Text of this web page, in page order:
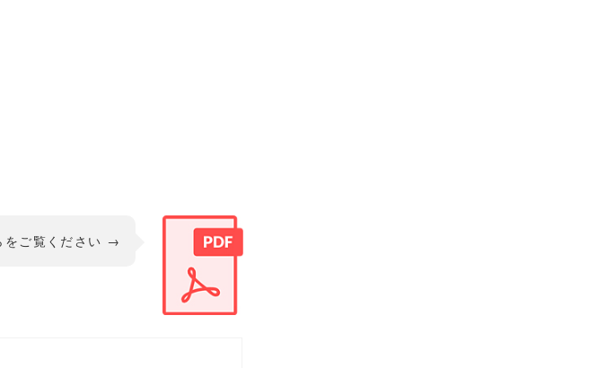
をご覧ください →